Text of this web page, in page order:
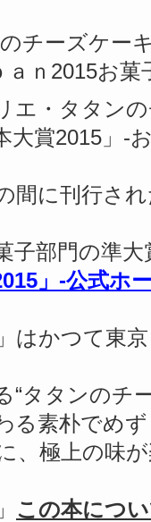
チーズケー
ａｎ2015お
エ・タタン
大賞2015」
間に刊行さ
子部門の準
」-公式ホ
はかつて東
“タタンのチ
る素朴でめ
、極上の味
この本につ